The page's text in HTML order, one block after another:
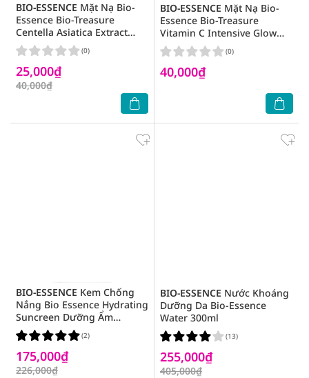
BIO-ESSENCE Mặt Nạ Bio-
Essence Bio-Treasure
Centella Asiatica Extract
Intensive Repair Ampoule
Mask 25ml
25,000₫
40,000₫
(0)
BIO-ESSENCE Mặt Nạ Bio-
Essence Bio-Treasure
Vitamin C Intensive Glow
Ampoule Mask 25ml
40,000₫
(0)
BIO-ESSENCE Kem Chống
Nắng Bio Essence Hydrating
Suncreen Dưỡng Ẩm
SPF50+ PA++ 40ml
175,000₫
226,000₫
(2)
BIO-ESSENCE Nước Khoáng
Dưỡng Da Bio-Essence
Water 300ml
255,000₫
405,000₫
(13)